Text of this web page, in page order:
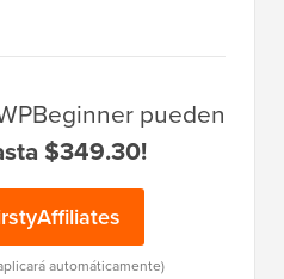
pueden
$349.30!
automáticamente)